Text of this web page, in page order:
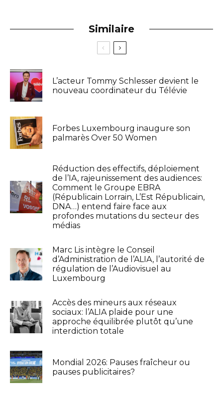
Similaire
L’acteur Tommy Schlesser devient le
nouveau coordinateur du Télévie
Forbes Luxembourg inaugure son
palmarès Over 50 Women
Réduction des effectifs, déploiement
de l’IA, rajeunissement des audiences:
Comment le Groupe EBRA
(Républicain Lorrain, L’Est Républicain,
DNA…) entend faire face aux
profondes mutations du secteur des
médias
Marc Lis intègre le Conseil
d’Administration de l’ALIA, l’autorité de
régulation de l’Audiovisuel au
Luxembourg
Accès des mineurs aux réseaux
sociaux: l’ALIA plaide pour une
approche équilibrée plutôt qu’une
interdiction totale
Mondial 2026: Pauses fraîcheur ou
pauses publicitaires?